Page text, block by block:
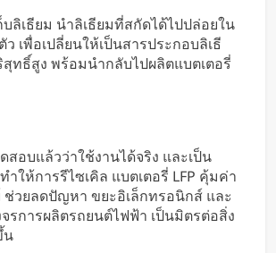
บลิเธียม นำลิเธียมที่สกัดได้ไปปล่อยใน
เพื่อเปลี่ยนให้เป็นสารประกอบลิเธี
ทธิ์สูง พร้อมนำกลับไปผลิตแบตเตอรี่
สอบแล้วว่าใช้งานได้จริง และเป็น
ำให้การรีไซเคิล แบตเตอรี่ LFP คุ้มค่า
วยลดปัญหา ขยะอิเล็กทรอนิกส์ และ
รการผลิตรถยนต์ไฟฟ้า เป็นมิตรต่อสิ่ง
น